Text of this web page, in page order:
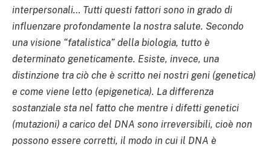
interpersonali… Tutti questi fattori sono in grado di
influenzare profondamente la nostra salute. Secondo
una visione “fatalistica” della biologia, tutto è
determinato geneticamente. Esiste, invece, una
distinzione tra ciò che è scritto nei nostri geni (genetica)
e come viene letto (epigenetica). La differenza
sostanziale sta nel fatto che mentre i difetti genetici
(mutazioni) a carico del DNA sono irreversibili, cioè non
possono essere corretti, il modo in cui il DNA è